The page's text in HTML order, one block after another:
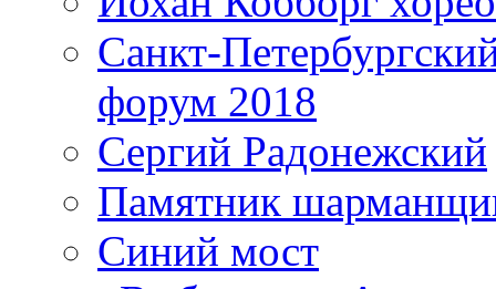
Санкт-
форум 2018
Сергий Радонежский
Памятник
Синий мост